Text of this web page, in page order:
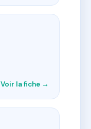
Voir la fiche →